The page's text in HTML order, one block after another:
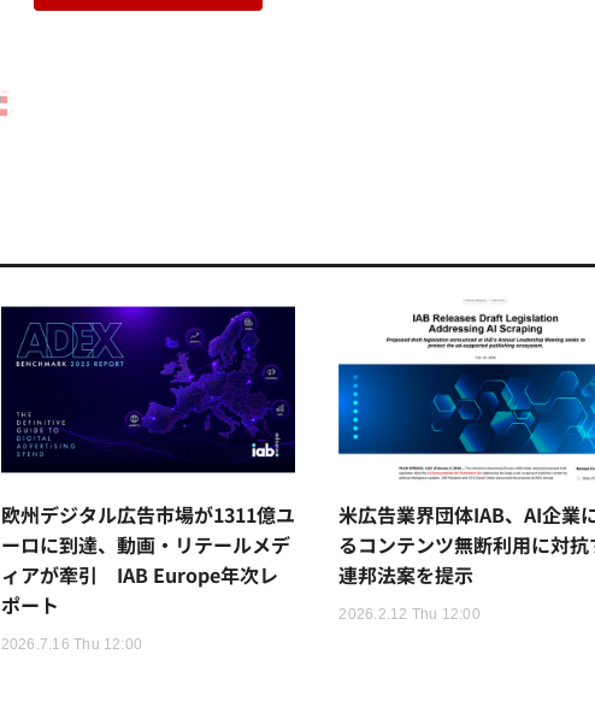
欧州デジタル広告市場が1311億ユ
ーロに到達、動画・リテールメデ
ィアが牽引 IAB Europe年次レ
ポート
2026.7.16 Thu 12:00
米広告業界団体IAB、AI企業
るコンテンツ無断利用に対抗
連邦法案を提示
2026.2.12 Thu 12:00